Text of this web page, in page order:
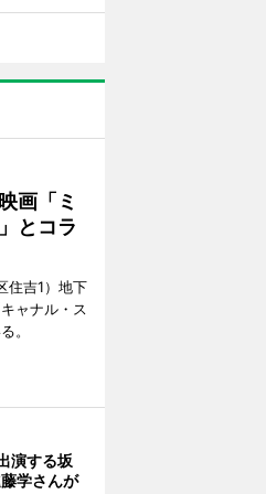
画「ミ
とコラ
住吉1）地下
ャナル・ス
。
演する坂
学さんが